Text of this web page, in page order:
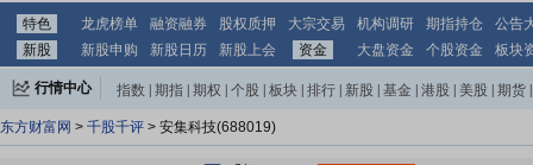
特色 龙虎榜单 融资融券 股权质押 大宗交易 机构调研 期指持仓
公告
新股
新股申购 新股日历 新股上会 资金 大盘资金 个股资金 板块
行情中心 指数 期指 期权 个股 板块 排行 新股 基金 港股 美股 期货
东方财富网 > 千股千评 > 安集科技(688019)